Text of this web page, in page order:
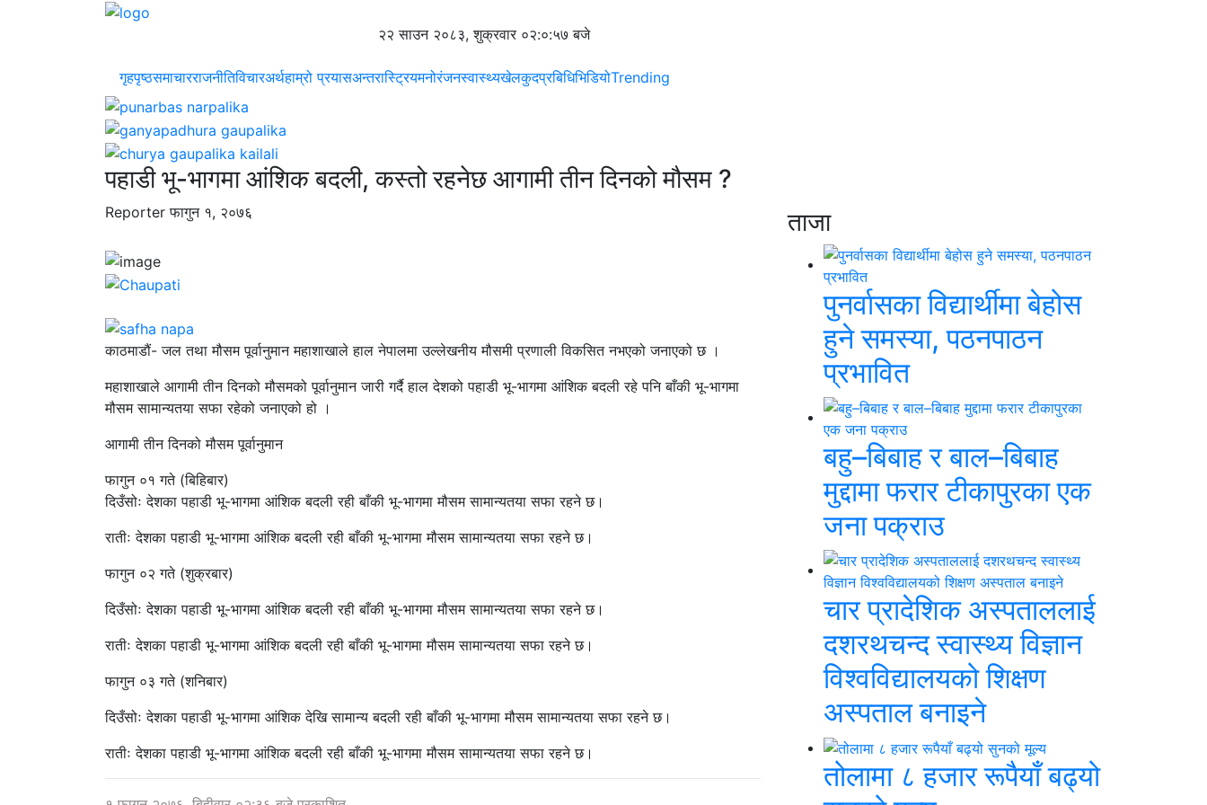
२२ साउन २०८३, शुक्रवार ०२:०:५७ बजे
गृहपृष्ठसमाचारराजनीतिविचारअर्थहाम्रो प्रयासअन्तरास्ट्रियमनोरंजनस्वास्थ्यखेलकुदप्रबिधिभिडियोTrending
पहाडी भू-भागमा आंशिक बदली, कस्तो रहनेछ आगामी तीन दिनको मौसम ?
Reporterफागुन १, २०७६
काठमाडौं- जल तथा मौसम पूर्वानुमान महाशाखाले हाल नेपालमा उल्लेखनीय मौसमी प्रणाली विकसित नभएको जनाएको छ ।
महाशाखाले आगामी तीन दिनको मौसमको पूर्वानुमान जारी गर्दै हाल देशको पहाडी भू-भागमा आंशिक बदली रहे पनि बाँकी भू-भागमा
मौसम सामान्यतया सफा रहेको जनाएको हो ।
आगामी तीन दिनको मौसम पूर्वानुमान
फागुन ०१ गते (बिहिबार)
दिउँसोः देशका पहाडी भू-भागमा आंशिक बदली रही बाँकी भू-भागमा मौसम सामान्यतया सफा रहने छ।
रातीः देशका पहाडी भू-भागमा आंशिक बदली रही बाँकी भू-भागमा मौसम सामान्यतया सफा रहने छ।
फागुन ०२ गते (शुक्रबार)
दिउँसोः देशका पहाडी भू-भागमा आंशिक बदली रही बाँकी भू-भागमा मौसम सामान्यतया सफा रहने छ।
रातीः देशका पहाडी भू-भागमा आंशिक बदली रही बाँकी भू-भागमा मौसम सामान्यतया सफा रहने छ।
फागुन ०३ गते (शनिबार)
दिउँसोः देशका पहाडी भू-भागमा आंशिक देखि सामान्य बदली रही बाँकी भू-भागमा मौसम सामान्यतया सफा रहने छ।
रातीः देशका पहाडी भू-भागमा आंशिक बदली रही बाँकी भू-भागमा मौसम सामान्यतया सफा रहने छ।
ताजा
पुनर्वासका विद्यार्थीमा बेहोस
हुने समस्या, पठनपाठन
प्रभावित
बहु–बिबाह र बाल–बिबाह
मुद्दामा फरार टीकापुरका एक
जना पक्राउ
चार प्रादेशिक अस्पताललाई
दशरथचन्द स्वास्थ्य विज्ञान
विश्वविद्यालयको शिक्षण
अस्पताल बनाइने
तोलामा ८ हजार रूपैयाँ बढ्यो